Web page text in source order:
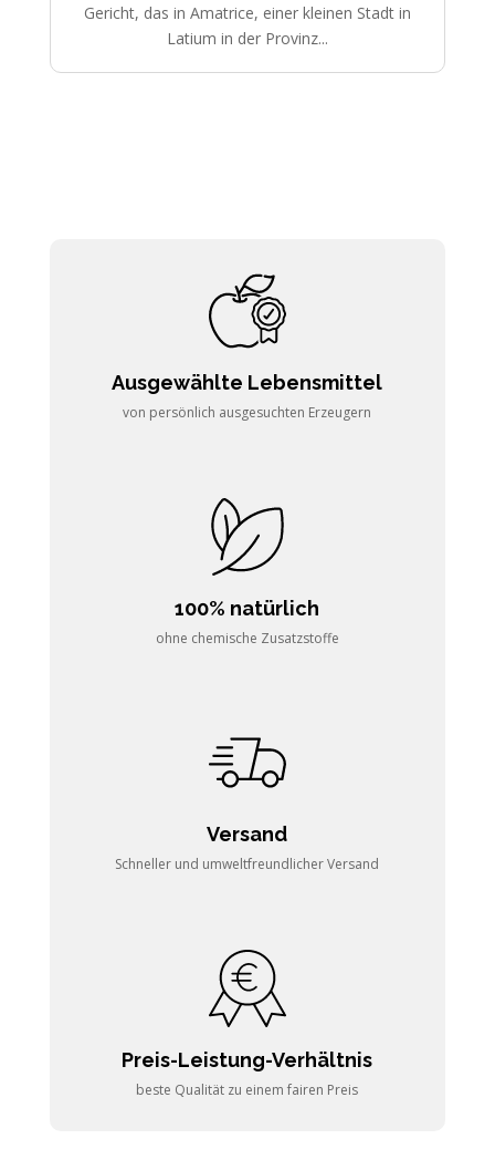
Gericht, das in Amatrice, einer kleinen Stadt in
Latium in der Provinz...
Ausgewählte Lebensmittel
von persönlich ausgesuchten Erzeugern
100% natürlich
ohne chemische Zusatzstoffe
Versand
Schneller und umweltfreundlicher Versand
Preis-Leistung-Verhältnis
beste Qualität zu einem fairen Preis